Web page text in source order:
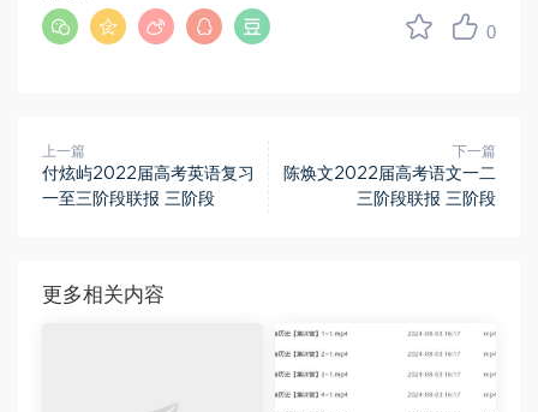
0
上一篇
付炫屿2022届高考英语复习
一至三阶段联报 三阶段
下一篇
陈焕文2022届高考语文一二
三阶段联报 三阶段
更多相关内容